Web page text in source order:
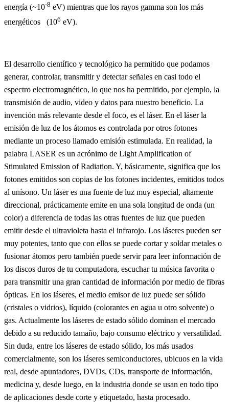
energía (~10-8 eV) mientras que los rayos gamma son los más
energéticos (106 eV).
El desarrollo científico y tecnológico ha permitido que podamos
generar, controlar, transmitir y detectar señales en casi todo el
espectro electromagnético, lo que nos ha permitido, por ejemplo, la
transmisión de audio, video y datos para nuestro beneficio. La
invención más relevante desde el foco, es el láser. En el láser la
emisión de luz de los átomos es controlada por otros fotones
mediante un proceso llamado emisión estimulada. En realidad, la
palabra LASER es un acrónimo de Light Amplification of
Stimulated Emission of Radiation. Y, básicamente, significa que los
fotones emitidos son copias de los fotones incidentes, emitidos todos
al unísono. Un láser es una fuente de luz muy especial, altamente
direccional, prácticamente emite en una sola longitud de onda (un
color) a diferencia de todas las otras fuentes de luz que pueden
emitir desde el ultravioleta hasta el infrarojo. Los láseres pueden ser
muy potentes, tanto que con ellos se puede cortar y soldar metales o
fusionar átomos pero también puede servir para leer información de
los discos duros de tu computadora, escuchar tu música favorita o
para transmitir una gran cantidad de información por medio de fibras
ópticas. En los láseres, el medio emisor de luz puede ser sólido
(cristales o vidrios), líquido (colorantes en agua u otro solvente) o
gas. Actualmente los láseres de estado sólido dominan el mercado
debido a su reducido tamaño, bajo consumo eléctrico y versatilidad.
Sin duda, entre los láseres de estado sólido, los más usados
comercialmente, son los láseres semiconductores, ubicuos en la vida
real, desde apuntadores, DVDs, CDs, transporte de información,
medicina y, desde luego, en la industria donde se usan en todo tipo
de aplicaciones desde corte y etiquetado, hasta procesado.